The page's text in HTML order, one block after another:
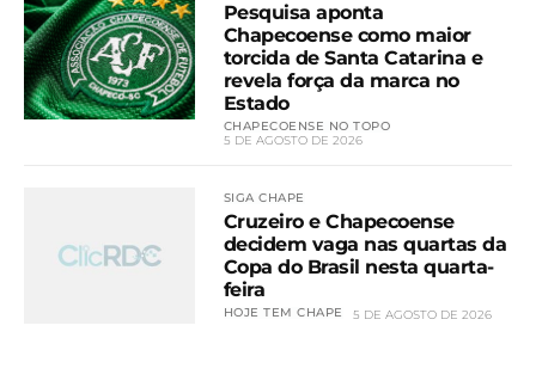
Pesquisa aponta
Chapecoense como maior
torcida de Santa Catarina e
revela força da marca no
Estado
CHAPECOENSE NO TOPO
5 DE AGOSTO DE 2026
SIGA CHAPE
Cruzeiro e Chapecoense
decidem vaga nas quartas da
Copa do Brasil nesta quarta-
feira
HOJE TEM CHAPE 5 DE AGOSTO DE 2026